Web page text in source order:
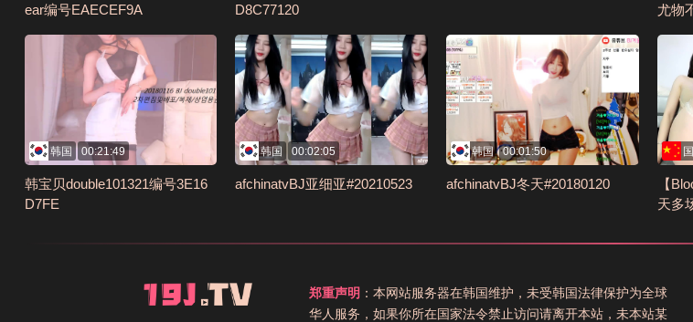
ear编号EAECEF9A
D8C77120
尤物
韩国 00:21:49
韩宝贝double101321编号3E16
D7FE
韩国 00:02:05
afchinatvBJ亚细亚#20210523
韩国 00:01:50
afchinatvBJ冬天#20180120
【
天多
郑重声明 ：本网站服务器在韩国维护，未受韩国法律保护为全球
华人服务，如果你所在国家法令禁止访问请离开本站，未本站某